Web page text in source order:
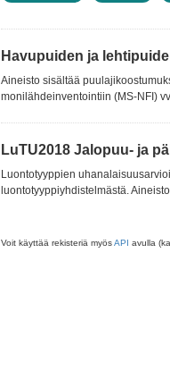
Havupuiden ja
Aineisto sisältää
monilähdeinventointiin (MS-NFI)
LuTU2018 Jalopuu- ja
Luontotyyppien
luontotyyppiyhdistelmästä.
Voit käyttää rekisteriä myösAPI avulla